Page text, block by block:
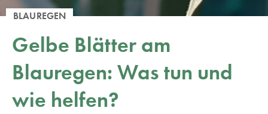
BLAUREGEN
Gelbe Blätter am
Blauregen: Was tun und
wie helfen?